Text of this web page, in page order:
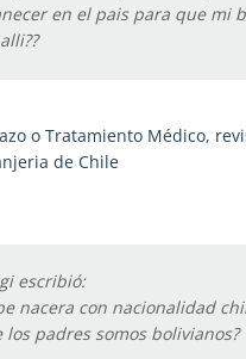
en el pais para que mi
o Tratamiento Médico,
de Chile
escribió:
nacera con nacionalidad
los padres somos bolivianos?